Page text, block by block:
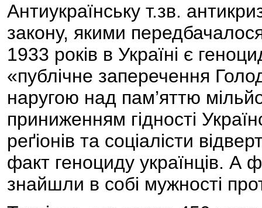
Антиукраїнську т.зв.
закону, якими
1933 років в Україні є
«публічне заперечення
наругою над пам’яттю
приниженням гідності
реґіонів та соціалісти
факт геноциду українців. А
знайшли в собі мужності